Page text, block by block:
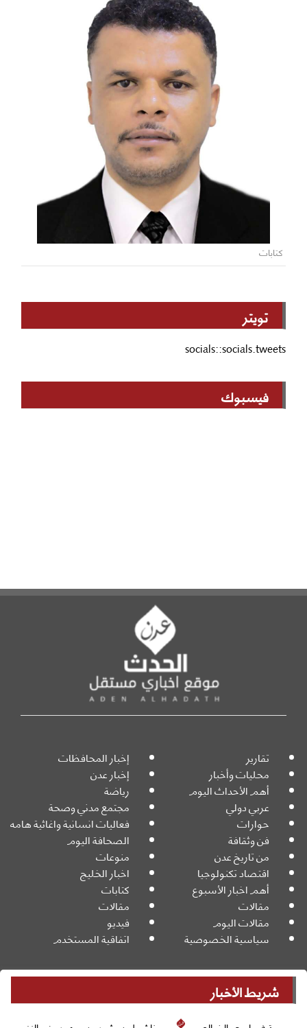
شريط الأخبار
كتابات
تويتر
socials::socials.tweets
فيسبوك
تقارير إخبار المحافظات
محليات وأخبار إخبار عدن
أهم الأحداث اليوم رياضة
عربي دولي مجتمع مدني وصحة
حوارات فعاليات انسانية واغاثية هامه
فن وثقافة الصحافة اليوم
من تاريخ عدن منوعات
اقتصاد تكنولوجيا اخبار الخليج
أهم اخبار الأسبوع كتابات
مقالات مقالات
مقالات اليوم فيديو
سياسية الخصوصية اتفاقية المستخدم
جميع الحقوق محفوظة
© 2026